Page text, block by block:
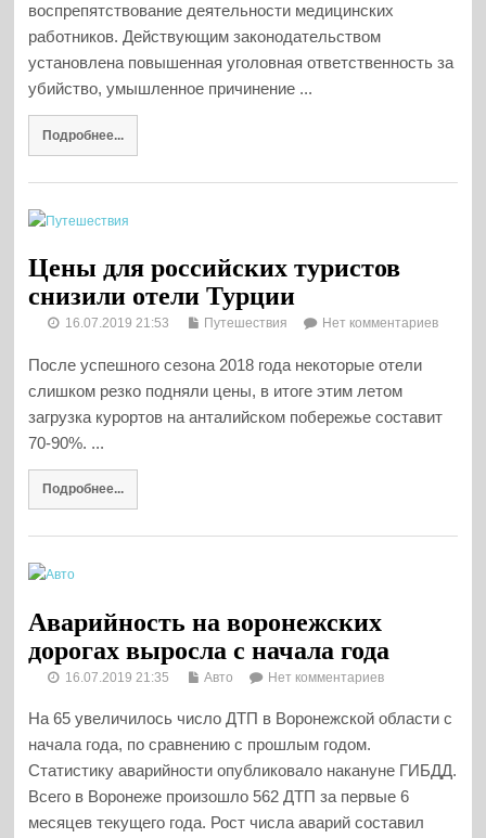
воспрепятствование деятельности медицинских
работников. Действующим законодательством
установлена повышенная уголовная ответственность за
убийство, умышленное причинение ...
Подробнее...
Цены для российских туристов
снизили отели Турции
16.07.2019 21:53 Путешествия Нет комментариев
После успешного сезона 2018 года некоторые отели
слишком резко подняли цены, в итоге этим летом
загрузка курортов на анталийском побережье составит
70-90%. ...
Подробнее...
Аварийность на воронежских
дорогах выросла с начала года
16.07.2019 21:35 Авто Нет комментариев
На 65 увеличилось число ДТП в Воронежской области с
начала года, по сравнению с прошлым годом.
Статистику аварийности опубликовало накануне ГИБДД.
Всего в Воронеже произошло 562 ДТП за первые 6
месяцев текущего года. Рост числа аварий составил